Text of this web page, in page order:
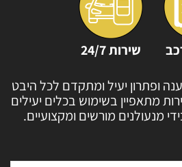
שירות 24/7
ופתרון יעיל ומתקדם לכלהיבט
מתאפיין בשימוש בכלים יעילים
מנעולנים מורשים ומקצועיים.